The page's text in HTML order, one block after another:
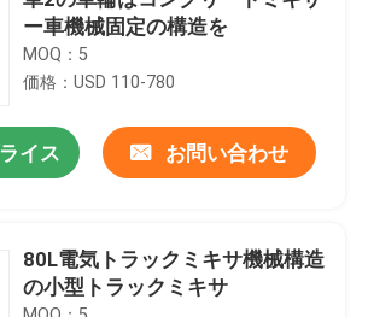
ー車機械固定の構造を
MOQ：5
価格：USD 110-780
イス お問い合わせ
80L電気トラックミキサ機械構造
の小型トラックミキサ